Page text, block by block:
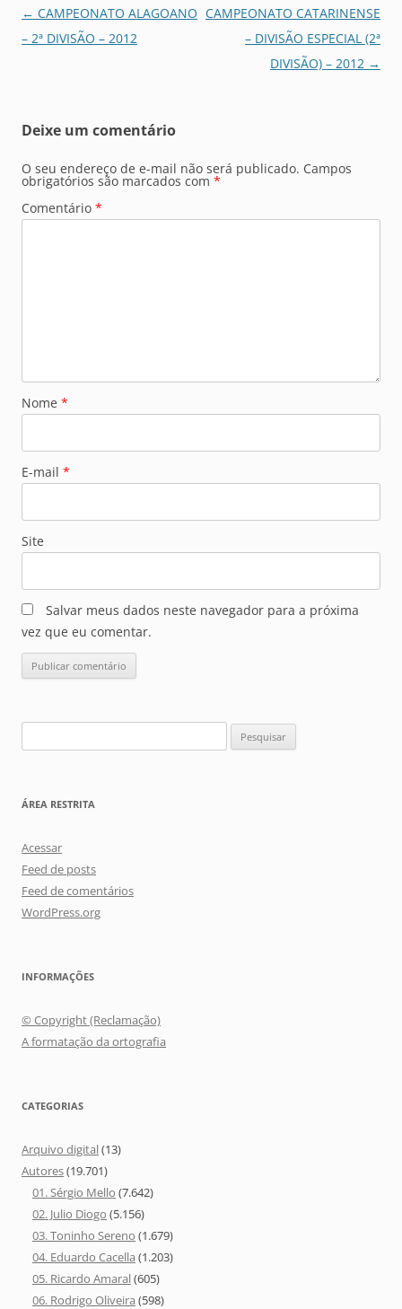
Navegação
de
← CAMPEONATO ALAGOANO
– 2ª DIVISÃO – 2012
CAMPEONATO CATARINENSE
– DIVISÃO ESPECIAL (2ª
DIVISÃO) – 2012 →
Deixe um comentário
O seu endereço de e-mail não será publicado. Campos
obrigatórios são marcados com *
Comentário *
Nome *
E-mail *
Site
Salvar meus dados neste navegador para a próxima
vez que eu comentar.
por:
ÁREA RESTRITA
Acessar
Feed de posts
Feed de comentários
WordPress.org
INFORMAÇÕES
© Copyright (Reclamação)
A formatação da ortografia
CATEGORIAS
Arquivo digital(13)
Autores(19.701)
01. Sérgio Mello (7.642)
02. Julio Diogo (5.156)
03. Toninho Sereno (1.679)
04. Eduardo Cacella (1.203)
05. Ricardo Amaral(605)
06. Rodrigo Oliveira (598)